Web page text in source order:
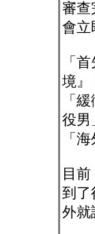
審查
會立
「
境』
「
役男
「
目
到了
外就